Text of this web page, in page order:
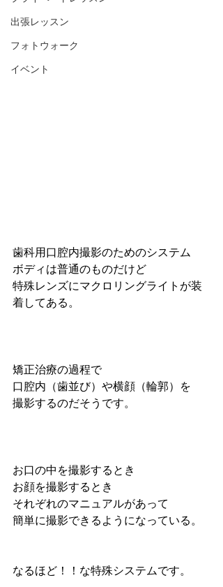
出張レッスン
フォトウォーク
イベント
歯科用口腔内撮影のためのシステム
ボディは普通のものだけど
特殊レンズにマクロリングライトが装
着してある。
矯正治療の過程で
口腔内（歯並び）や横顔（輪郭）を
撮影するのだそうです。
お口の中を撮影するとき
お顔を撮影するとき
それぞれのマニュアルがあって
簡単に撮影できるようになっている。
なるほど！！な特殊システムです。